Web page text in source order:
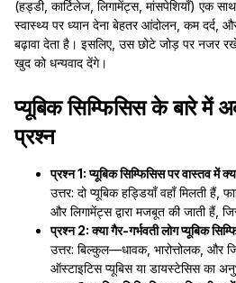
(हड्डी, कार्टिलेज, लिगामेंट्स, मांसपेशियाँ) एक
स्वास्थ्य पर ध्यान देना बेहतर आंदोलन, कम दर्द,
बढ़ावा देता है। इसलिए, उस छोटे जोड़ पर नजर
खुद को धन्यवाद देंगे।
प्यूबिक सिम्फिसिस के बारे में
प्रश्न
प्रश्न 1: प्यूबिक सिम्फिसिस पर वास्तव में
उत्तर: दो प्यूबिक हड्डियाँ वहाँ मिलती हैं,
और लिगामेंट्स द्वारा मजबूत की जाती हैं,
प्रश्न 2: क्या गैर-गर्भवती लोग प्यूबिक
उत्तर: बिल्कुल—धावक, भारोत्तोलक, और
ऑस्टाइटिस प्यूबिस या डायस्टेसिस का